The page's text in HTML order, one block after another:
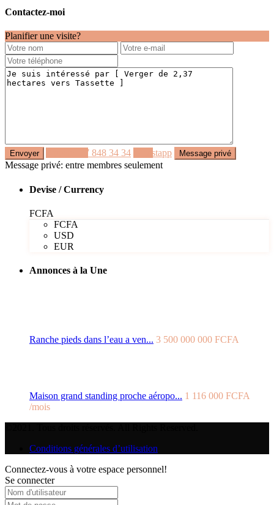
Contactez-moi
Planifier une visite?
77 848 34 34
Whastapp
Message privé: entre membres seulement
Devise / Currency
FCFA
FCFA
USD
EUR
Annonces à la Une
Ranche pieds dans l’eau a ven... 3 500 000 000 FCFA
Maison grand standing proche aéropo... 1 116 000 FCFA
/mois
Conditions générales d’utilisation
Connectez-vous à votre espace personnel!
Se connecter